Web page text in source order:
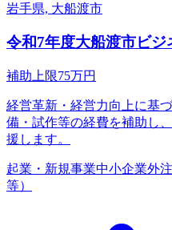
岩手県, 大船渡市
令和7年度大船渡市ビ
補助上限75万円
経営革新・経営力向上に基
備・試作等の経費を補助し
援します。
起業・新規事業中小企業外
等）